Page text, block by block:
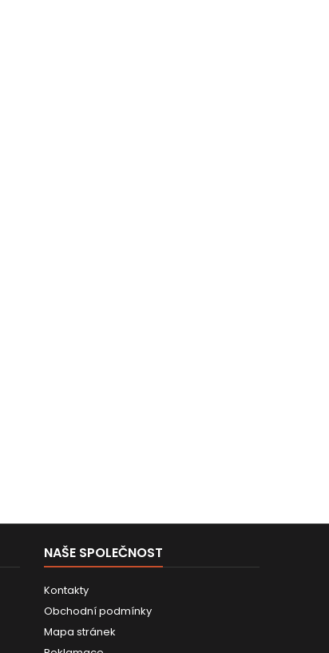
NAŠE SPOLEČNOST
Kontakty
Obchodní podmínky
Mapa stránek